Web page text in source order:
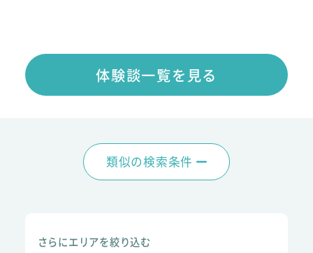
体験談一覧を見る
類似の検索条件
さらにエリアを絞り込む